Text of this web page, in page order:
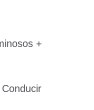
+